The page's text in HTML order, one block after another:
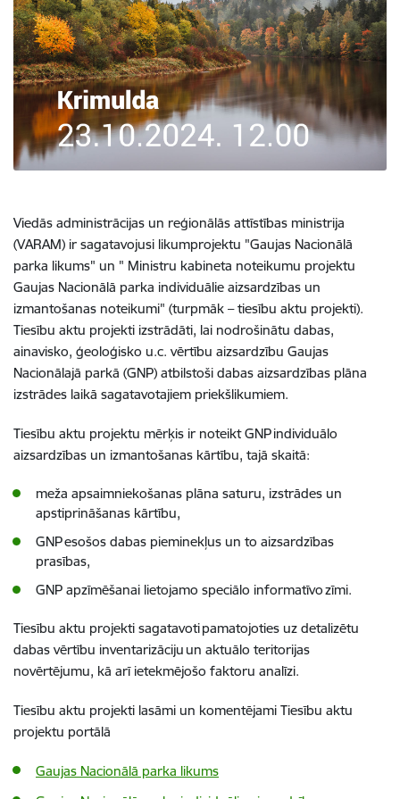
Viedās administrācijas un reģionālās attīstības ministrija
(VARAM) ir sagatavojusi likumprojektu "Gaujas Nacionālā
parka likums" un " Ministru kabineta noteikumu projektu
Gaujas Nacionālā parka individuālie aizsardzības un
izmantošanas noteikumi" (turpmāk – tiesību aktu projekti).
Tiesību aktu projekti izstrādāti, lai nodrošinātu dabas,
ainavisko, ģeoloģisko u.c. vērtību aizsardzību Gaujas
Nacionālajā parkā (GNP) atbilstoši dabas aizsardzības plāna
izstrādes laikā sagatavotajiem priekšlikumiem.
Tiesību aktu projektu mērķis ir noteikt GNP individuālo
aizsardzības un izmantošanas kārtību, tajā skaitā:
meža apsaimniekošanas plāna saturu, izstrādes un
apstiprināšanas kārtību,
GNP esošos dabas pieminekļus un to aizsardzības
prasības,
GNP apzīmēšanai lietojamo speciālo informatīvo zīmi.
Tiesību aktu projekti sagatavoti pamatojoties uz detalizētu
dabas vērtību inventarizāciju un aktuālo teritorijas
novērtējumu, kā arī ietekmējošo faktoru analīzi.
Tiesību aktu projekti lasāmi un komentējami Tiesību aktu
projektu portālā
Gaujas Nacionālā parka likums